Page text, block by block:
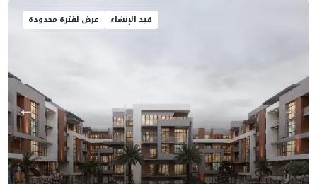
قيد الإنشاء عرض لفترة محدودة